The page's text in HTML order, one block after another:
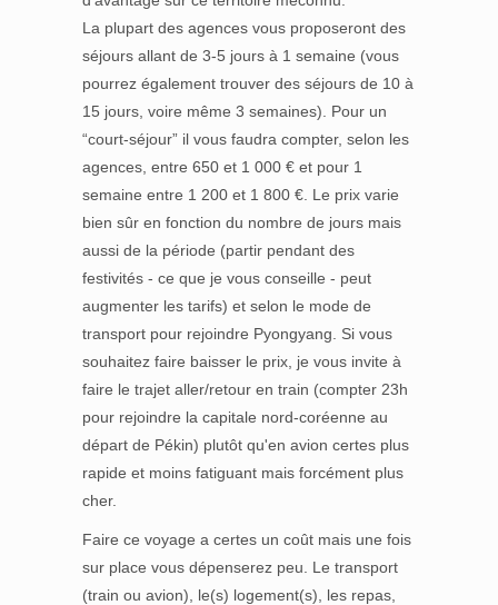
La plupart des agences vous proposeront des
séjours allant de 3-5 jours à 1 semaine (vous
pourrez également trouver des séjours de 10 à
15 jours, voire même 3 semaines). Pour un
“court-séjour” il vous faudra compter, selon les
agences, entre 650 et 1 000 € et pour 1
semaine entre 1 200 et 1 800 €. Le prix varie
bien sûr en fonction du nombre de jours mais
aussi de la période (partir pendant des
festivités - ce que je vous conseille - peut
augmenter les tarifs) et selon le mode de
transport pour rejoindre Pyongyang. Si vous
souhaitez faire baisser le prix, je vous invite à
faire le trajet aller/retour en train (compter 23h
pour rejoindre la capitale nord-coréenne au
départ de Pékin) plutôt qu'en avion certes plus
rapide et moins fatiguant mais forcément plus
cher.
Faire ce voyage a certes un coût mais une fois
sur place vous dépenserez peu. Le transport
(train ou avion), le(s) logement(s), les repas,